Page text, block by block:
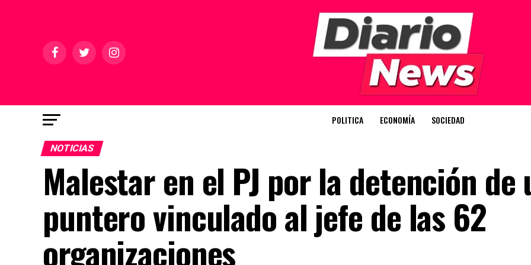
POLITICA ECONOMÍA SOCIEDAD
NOTICIAS
Malestar en el PJ por la detención de
puntero vinculado al jefe de las 62
organizaciones